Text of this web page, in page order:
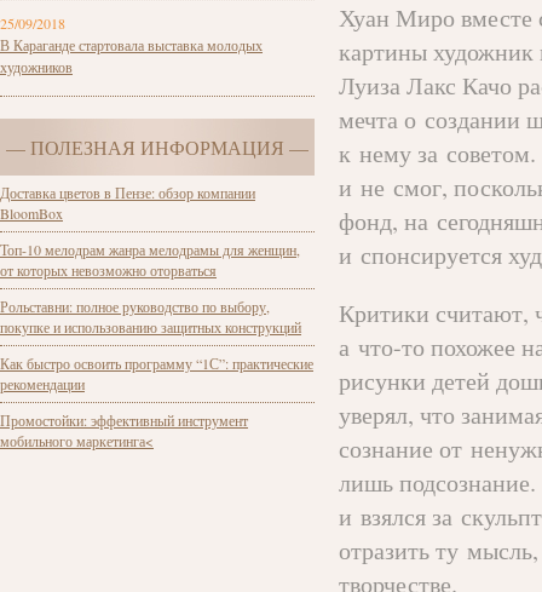
25/09/2018
В Караганде стартовала выставка молодых
художников
— ПОЛЕЗНАЯ ИНФОРМАЦИЯ —
Доставка цветов в Пензе: обзор компании
BloomBox
Топ-10 мелодрам жанра мелодрамы для женщин,
от которых невозможно оторваться
Рольставни: полное руководство по выбору,
покупке и использованию защитных конструкций
Как быстро освоить программу “1С”: практические
рекомендации
Промостойки: эффективный инструмент
мобильного маркетинга<
Хуан Миро вместе
картины художник
Луиза Лакс Качо
мечта о создании
к нему за
и не смог,
фонд, на
и спонсируется
Критики считают,
а что-то похожее
рисунки детей
уверял, что
сознание от
лишь
и взялся за
отразить ту
творчестве.